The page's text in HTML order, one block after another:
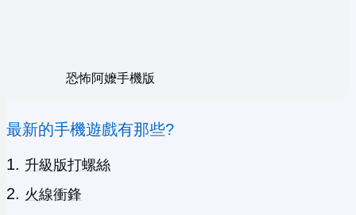
恐怖阿嬤手機版
最新的手機遊戲有那些?
升級版打螺絲
火線衝鋒